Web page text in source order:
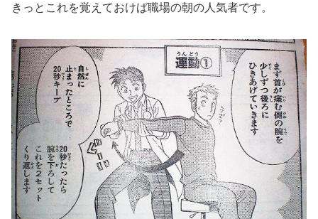
きっとこれを覚えておけば職場の朝の人気者です。